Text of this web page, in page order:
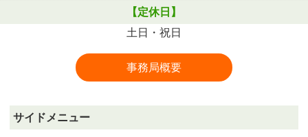
【定休日】
土日・祝日
事務局概要
サイドメニュー